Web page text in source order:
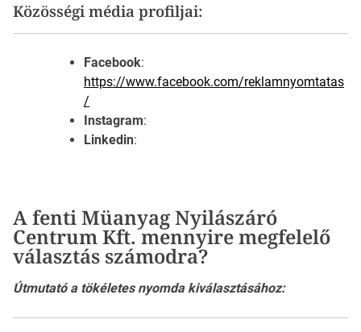
Közösségi média profiljai:
Facebook:
https://www.facebook.com/reklamnyomtatas
/
Instagram:
Linkedin:
A fenti Müanyag Nyilászáró
Centrum Kft. mennyire megfelelő
választás számodra?
Útmutató a tökéletes nyomda kiválasztásához: